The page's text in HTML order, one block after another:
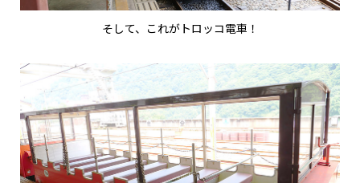
そして、これがトロッコ電車！